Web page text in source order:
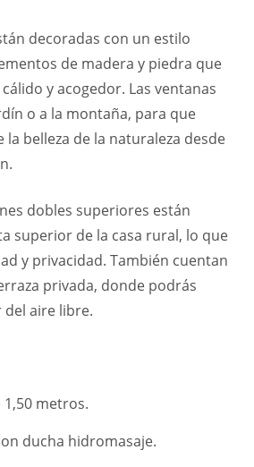
decoradas con un estilo
de madera y piedra que
y acogedor. Las ventanas
o a la montaña, para que
belleza de la naturaleza desde
dobles superiores están
superior de la casa rural, lo que
y privacidad. También cuentan
privada, donde podrás
aire libre.
1,50 metros.
ducha hidromasaje.